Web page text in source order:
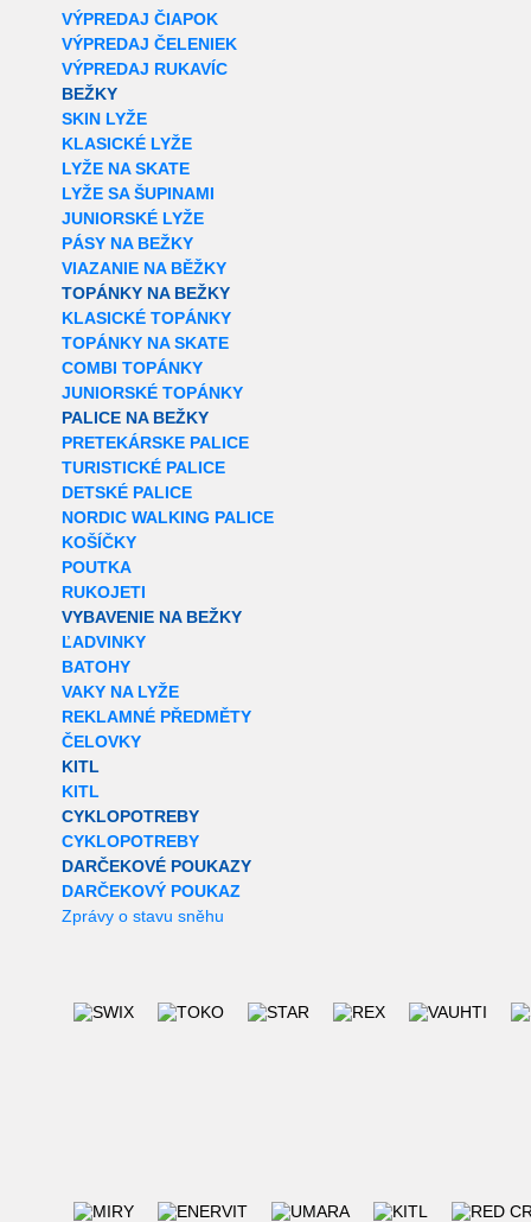
VÝPREDAJ ČIAPOK
VÝPREDAJ ČELENIEK
VÝPREDAJ RUKAVÍC
BEŽKY
SKIN LYŽE
KLASICKÉ LYŽE
LYŽE NA SKATE
LYŽE SA ŠUPINAMI
JUNIORSKÉ LYŽE
PÁSY NA BEŽKY
VIAZANIE NA BĚŽKY
TOPÁNKY NA BEŽKY
KLASICKÉ TOPÁNKY
TOPÁNKY NA SKATE
COMBI TOPÁNKY
JUNIORSKÉ TOPÁNKY
PALICE NA BEŽKY
PRETEKÁRSKE PALICE
TURISTICKÉ PALICE
DETSKÉ PALICE
NORDIC WALKING PALICE
KOŠÍČKY
POUTKA
RUKOJETI
VYBAVENIE NA BEŽKY
ĽADVINKY
BATOHY
VAKY NA LYŽE
REKLAMNÉ PŘEDMĚTY
ČELOVKY
KITL
KITL
CYKLOPOTREBY
CYKLOPOTREBY
DARČEKOVÉ POUKAZY
DARČEKOVÝ POUKAZ
Zprávy o stavu sněhu